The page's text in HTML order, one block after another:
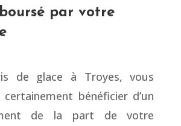
par votre
de glace à Troyes, vous
bénéficier d’un
de la part de votre